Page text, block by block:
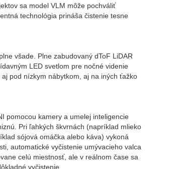
sa model VLM môže pochváliť
technológia prináša čistenie tesne
všade. Plne zabudovaný dToF LiDAR
LED svetlom pre nočné videnie
pod nízkym nábytkom, aj na iných ťažko
pomocou kamery a umelej inteligencie
Pri ľahkých škvrnách (napríklad mlieko
sójová omáčka alebo káva) vykoná
automatické vyčistenie umývacieho valca
celú miestnosť, ale v reálnom čase sa
vyčistenie.